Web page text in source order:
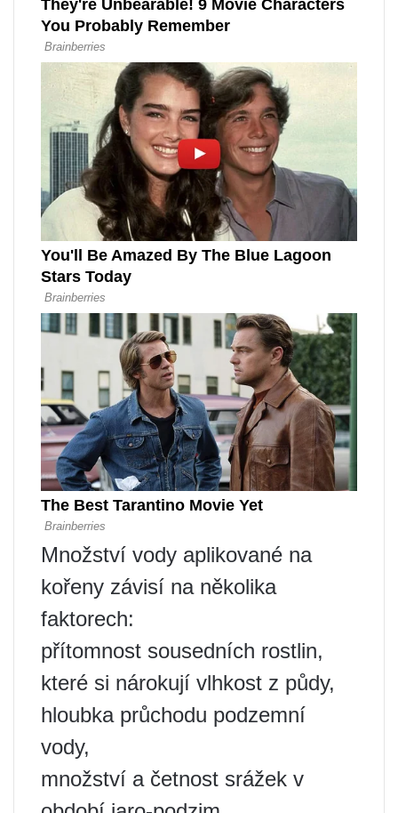
Množství vody aplikované na
kořeny závisí na několika
faktorech:
přítomnost sousedních rostlin,
které si nárokují vlhkost z půdy,
hloubka průchodu podzemní
vody,
množství a četnost srážek v